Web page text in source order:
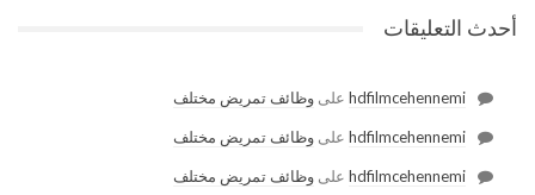
أحدث التعليقات
hdfilmcehennemi على وظائف تمريض مختلف
hdfilmcehennemi على وظائف تمريض مختلف
hdfilmcehennemi على وظائف تمريض مختلف